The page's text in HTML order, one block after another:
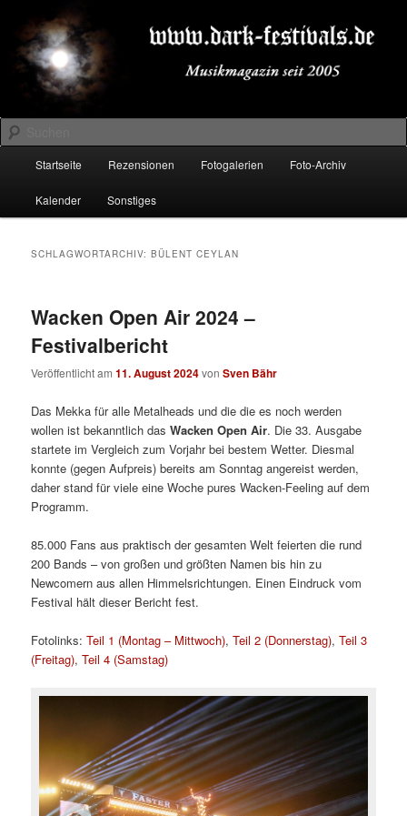
primären
Inhalt
springen
sekundären
Inhalt
springenDARK-FESTIVALS.DE
Suchen
Startseite Rezensionen Fotogalerien Foto-Archiv
Kalender Sonstiges
SCHLAGWORTARCHIV:BÜLENT CEYLAN
Wacken Open Air 2024 –
Festivalbericht
Veröffentlicht am11. August 2024vonSven Bähr
Das Mekka für alle Metalheads und die die es noch werden
wollen ist bekanntlich dasWacken Open Air. Die 33. Ausgabe
startete im Vergleich zum Vorjahr bei bestem Wetter. Diesmal
konnte (gegen Aufpreis) bereits am Sonntag angereist werden,
daher stand für viele eine Woche pures Wacken-Feeling auf dem
Programm.
85.000 Fans aus praktisch der gesamten Welt feierten die rund
200 Bands – von großen und größten Namen bis hin zu
Newcomern aus allen Himmelsrichtungen. Einen Eindruck vom
Festival hält dieser Bericht fest.
Fotolinks:Teil 1 (Montag – Mittwoch),Teil 2 (Donnerstag),Teil 3
(Freitag),Teil 4 (Samstag)